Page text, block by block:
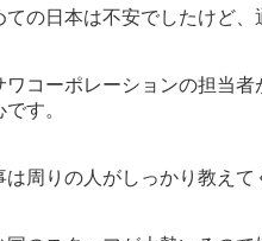
ての日本は不安でしたけど、
ワコーポレーションの担当
す。
は周りの人がしっかり教えて